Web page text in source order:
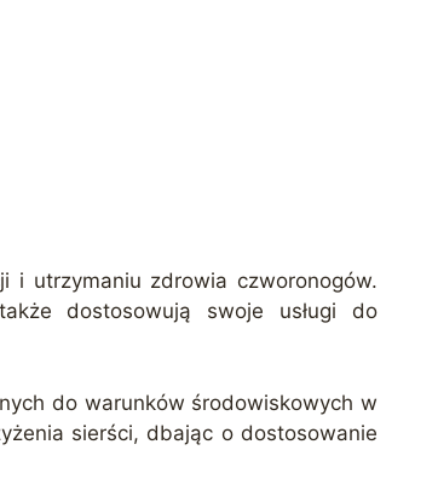
i utrzymaniu zdrowia czworonogów.
dostosowują swoje usługi do
do warunków środowiskowych w
sierści, dbając o dostosowanie